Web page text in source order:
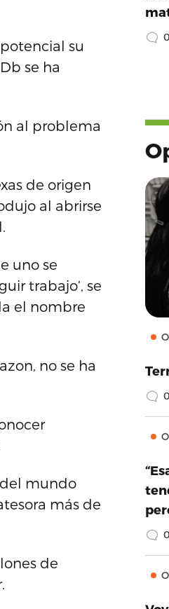
su
se ha
al problema
de origen
al abrirse
uno se
trabajo’, se
el nombre
no se ha
mundo
más de
de
0
0
0